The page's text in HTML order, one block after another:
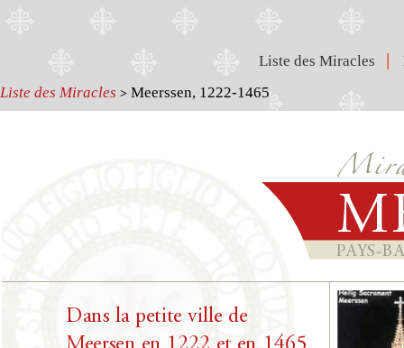
Liste des Miracles > Meerssen, 1222-1465
Liste des Miracles |